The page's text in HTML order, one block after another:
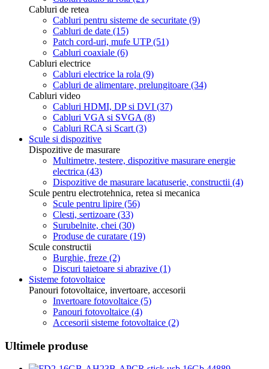
Cabluri de retea
Cabluri pentru sisteme de securitate (9)
Cabluri de date (15)
Patch cord-uri, mufe UTP(51)
Cabluri coaxiale (6)
Cabluri electrice
Cabluri electrice la rola (9)
Cabluri de alimentare, prelungitoare (34)
Cabluri video
Cabluri HDMI, DP si DVI (37)
Cabluri VGA si SVGA (8)
Cabluri RCA si Scart (3)
Scule si dispozitive
Dispozitive de masurare
Multimetre, testere, dispozitive masurare energie
electrica (43)
Dispozitive de masurare lacatuserie, constructii (4)
Scule pentru electrotehnica, retea si mecanica
Scule pentru lipire (56)
Clesti, sertizoare (33)
Surubelnite, chei (30)
Produse de curatare (19)
Scule constructii
Burghie, freze (2)
Discuri taietoare si abrazive (1)
Sisteme fotovoltaice
Panouri fotovoltaice, invertoare, accesorii
Invertoare fotovoltaice (5)
Panouri fotovoltaice (4)
Accesorii sisteme fotovoltaice (2)
Ultimele produse